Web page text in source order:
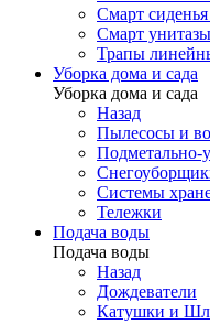
Смарт
Смарт унитазы
Трапы
Уборка дома и сада
Уборка дома и сада
Назад
Пылесосы и
Системы
Тележки
Подача воды
Подача воды
Назад
Дождеватели
Катушки и